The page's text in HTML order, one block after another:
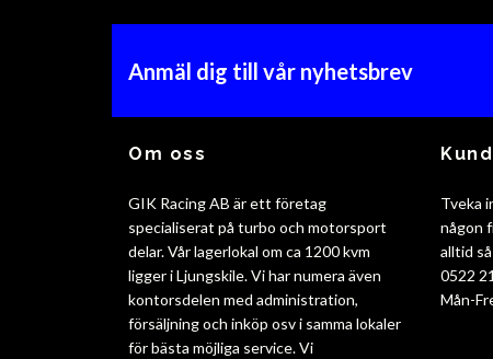
Anmäl dig till vår nyhetsbrev
Om oss
GIK Racing AB är ett företag
specialiserat på turbo och motorsport
delar. Vår lagerlokal om ca 1200 kvm
ligger i Ljungskile. Vi har numera även
kontorsdelen med administration,
försäljning och inköp osv i samma lokaler
för bästa möjliga service. Vi
Tveka
någon
alltid
0522
Mån-